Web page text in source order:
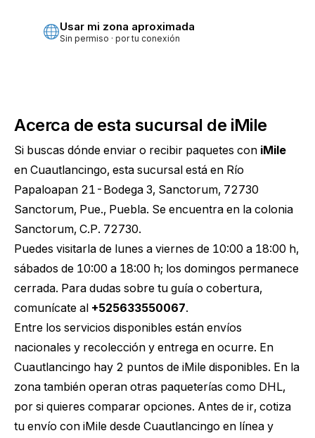
Usar mi zona aproximada
Sin permiso · por tu conexión
Acerca de esta sucursal de iMile
Si buscas dónde enviar o recibir paquetes con iMile
en Cuautlancingo, esta sucursal está en Río
Papaloapan 21-Bodega 3, Sanctorum, 72730
Sanctorum, Pue., Puebla. Se encuentra en la colonia
Sanctorum, C.P. 72730.
Puedes visitarla de lunes a viernes de 10:00 a 18:00 h,
sábados de 10:00 a 18:00 h; los domingos permanece
cerrada. Para dudas sobre tu guía o cobertura,
comunícate al +525633550067.
Entre los servicios disponibles están envíos
nacionales y recolección y entrega en ocurre. En
Cuautlancingo hay 2 puntos de iMile disponibles. En la
zona también operan otras paqueterías como DHL,
por si quieres comparar opciones. Antes de ir, cotiza
tu envío con iMile desde Cuautlancingo en línea y